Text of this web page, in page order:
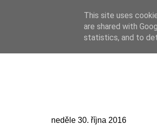
Online casino
neděle 30. října 2016
This site uses
are shared with
statistics, and to